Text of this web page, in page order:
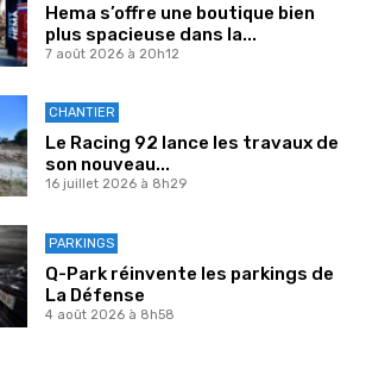
Hema s’offre une boutique bien
plus spacieuse dans la...
7 août 2026 à 20h12
CHANTIER
Le Racing 92 lance les travaux de
son nouveau...
16 juillet 2026 à 8h29
PARKINGS
Q-Park réinvente les parkings de
La Défense
4 août 2026 à 8h58